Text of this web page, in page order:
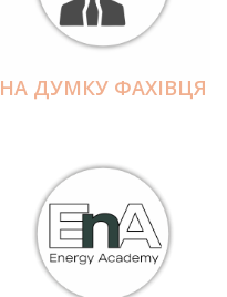
НА ДУМКУ ФАХІВЦЯ